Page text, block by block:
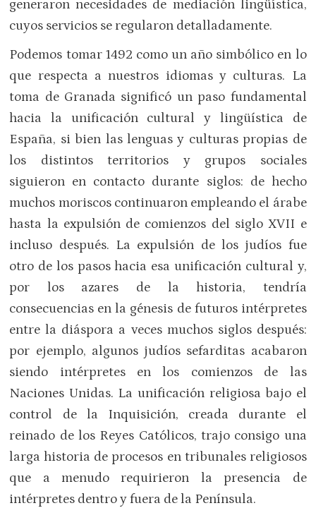
generaron necesidades de mediación lingüística,
cuyos servicios se regularon detalladamente.
Podemos tomar 1492 como un año simbólico en lo
que respecta a nuestros idiomas y culturas. La
toma de Granada significó un paso fundamental
hacia la unificación cultural y lingüística de
España, si bien las lenguas y culturas propias de
los distintos territorios y grupos sociales
siguieron en contacto durante siglos: de hecho
muchos moriscos continuaron empleando el árabe
hasta la expulsión de comienzos del siglo XVII e
incluso después. La expulsión de los judíos fue
otro de los pasos hacia esa unificación cultural y,
por los azares de la historia, tendría
consecuencias en la génesis de futuros intérpretes
entre la diáspora a veces muchos siglos después:
por ejemplo, algunos judíos sefarditas acabaron
siendo intérpretes en los comienzos de las
Naciones Unidas. La unificación religiosa bajo el
control de la Inquisición, creada durante el
reinado de los Reyes Católicos, trajo consigo una
larga historia de procesos en tribunales religiosos
que a menudo requirieron la presencia de
intérpretes dentro y fuera de la Península.